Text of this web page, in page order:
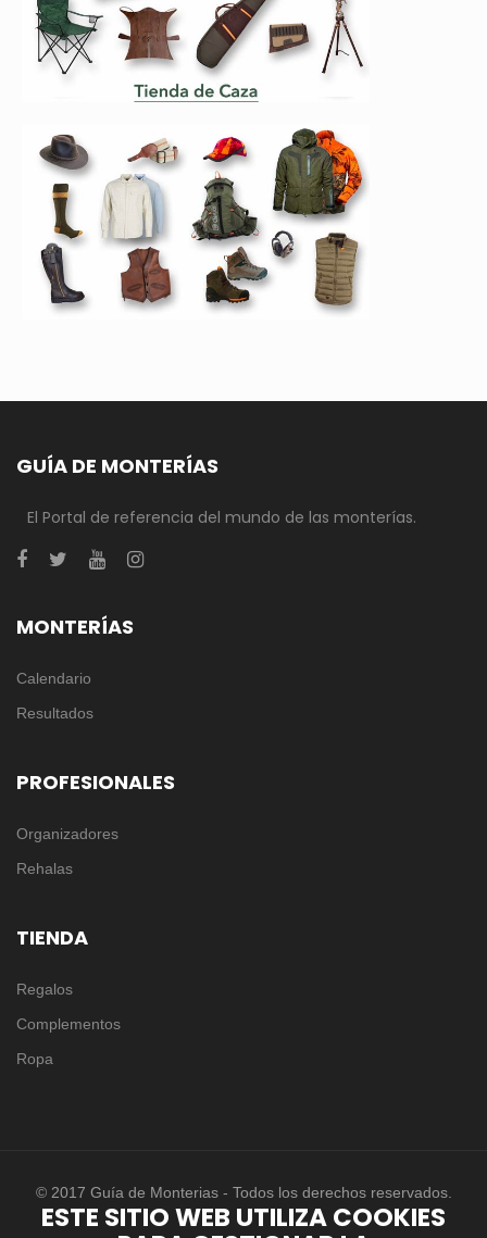
GUÍA DE MONTERÍAS
El Portal de referencia del mundo de las monterías.
MONTERÍAS
Calendario
Resultados
PROFESIONALES
Organizadores
Rehalas
TIENDA
Regalos
Complementos
Ropa
© 2017 Guía de Monterias - Todos los derechos reservados.
ESTE SITIO WEB UTILIZA COOKIES